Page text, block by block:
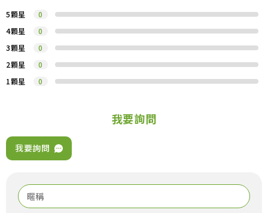
5顆星
0
4顆星
0
3顆星
0
2顆星
0
1顆星
0
我要詢問
我要詢問